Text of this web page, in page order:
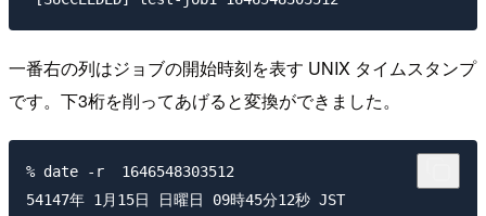
一番右の列はジョブの開始時刻を表す UNIX タイムスタンプ
です。下3桁を削ってあげると変換ができました。
% date -r  1646548303512
54147年 1月15日 日曜日 09時45分12秒 JST